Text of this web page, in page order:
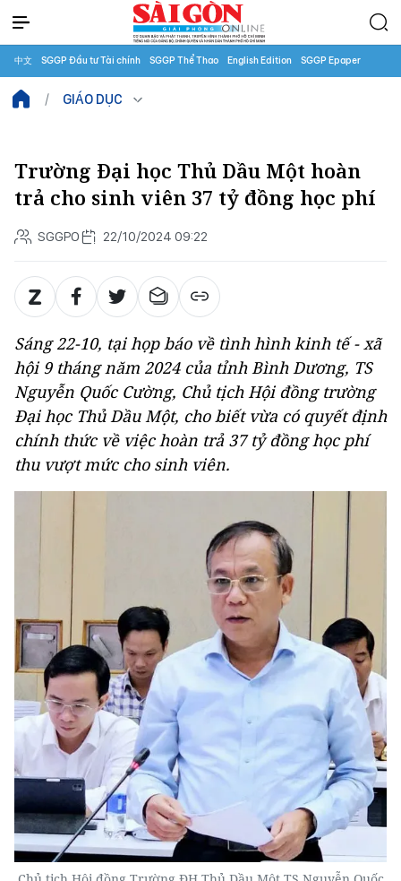
中文 SGGP Đầu tư Tài chính SGGP Thể Thao English Edition SGGP Epaper
GIÁO DỤC
Trường Đại học Thủ Dầu Một hoàn
trả cho sinh viên 37 tỷ đồng học phí
SGGPO 22/10/2024 09:22
Sáng 22-10, tại họp báo về tình hình kinh tế - xã
hội 9 tháng năm 2024 của tỉnh Bình Dương, TS
Nguyễn Quốc Cường, Chủ tịch Hội đồng trường
Đại học Thủ Dầu Một, cho biết vừa có quyết định
chính thức về việc hoàn trả 37 tỷ đồng học phí
thu vượt mức cho sinh viên.